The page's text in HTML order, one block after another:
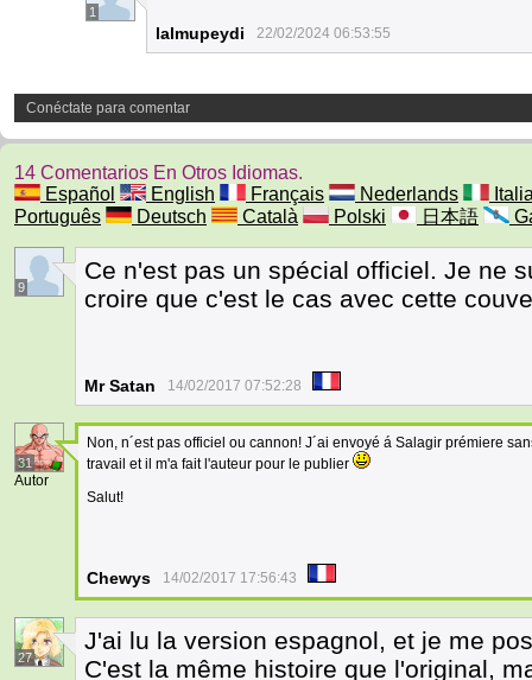
1
lalmupeydi 22/02/2024 06:53:55
Conéctate para comentar
14 Comentarios En Otros Idiomas.
Español
English Français Nederlands
Português
Deutsch Català Polski 日本語
9
Ce n'est pas un spécial officiel. Je ne
croire que c'est le cas avec cette
Mr Satan 14/02/2017 07:52:28
31
Autor
Non, n´est pas officiel ou cannon! J´ai envoyé á Salagir prémiere
travail et il m'a fait l'auteur pour le publier
Salut!
Chewys 14/02/2017 17:56:43
27
J'ai lu la version espagnol, et je me
C'est la même histoire que l'original,